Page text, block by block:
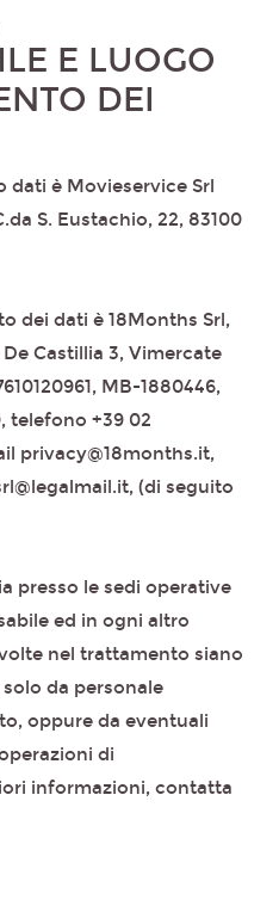
E LUOGO
DEI
è Movieservice Srl
S. Eustachio, 22, 83100
dei dati è 18Months Srl,
Castillia 3, Vimercate
MB-1880446,
telefono +39 02
privacy@18months.it,
(di seguito
presso le sedi operative
ed in ogni altro
nel trattamento siano
da personale
oppure da eventuali
di
informazioni, contatta